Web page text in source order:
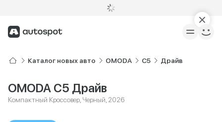
Каталог новых авто OMODA C5 Драйв
OMODA C5 Драйв
Компактный Кроссовер, Черный, 2026